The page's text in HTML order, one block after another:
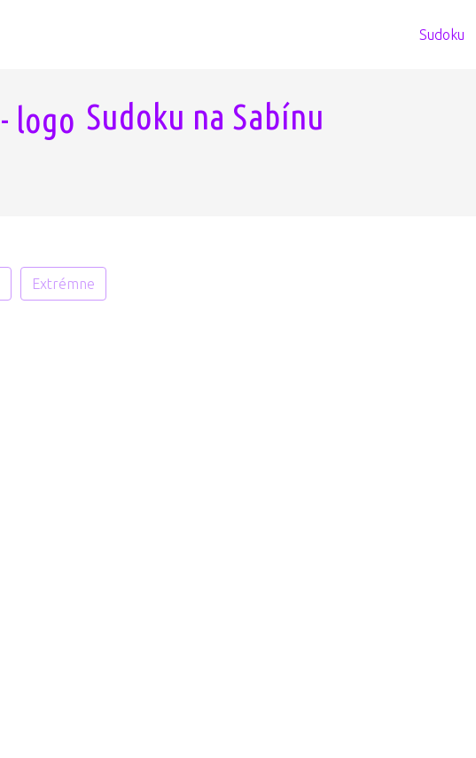
Sudoku
Sudoku na Sabínu
Extrémne